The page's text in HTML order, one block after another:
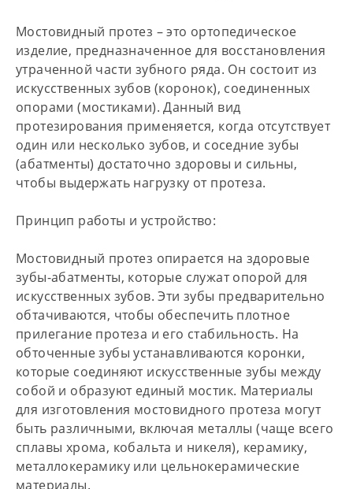
Мостовидный протез – это ортопедическое
изделие, предназначенное для восстановления
утраченной части зубного ряда. Он состоит из
искусственных зубов (коронок), соединенных
опорами (мостиками). Данный вид
протезирования применяется, когда отсутствует
один или несколько зубов, и соседние зубы
(абатменты) достаточно здоровы и сильны,
чтобы выдержать нагрузку от протеза.
Принцип работы и устройство:
Мостовидный протез опирается на здоровые
зубы-абатменты, которые служат опорой для
искусственных зубов. Эти зубы предварительно
обтачиваются, чтобы обеспечить плотное
прилегание протеза и его стабильность. На
обточенные зубы устанавливаются коронки,
которые соединяют искусственные зубы между
собой и образуют единый мостик. Материалы
для изготовления мостовидного протеза могут
быть различными, включая металлы (чаще всего
сплавы хрома, кобальта и никеля), керамику,
металлокерамику или цельнокерамические
материалы.